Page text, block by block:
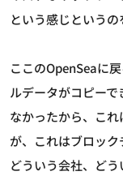
という感じというの
ここのOpenSeaに
ルデータがコピー
なかったから、こ
が、これはブロック
どういう会社、ど